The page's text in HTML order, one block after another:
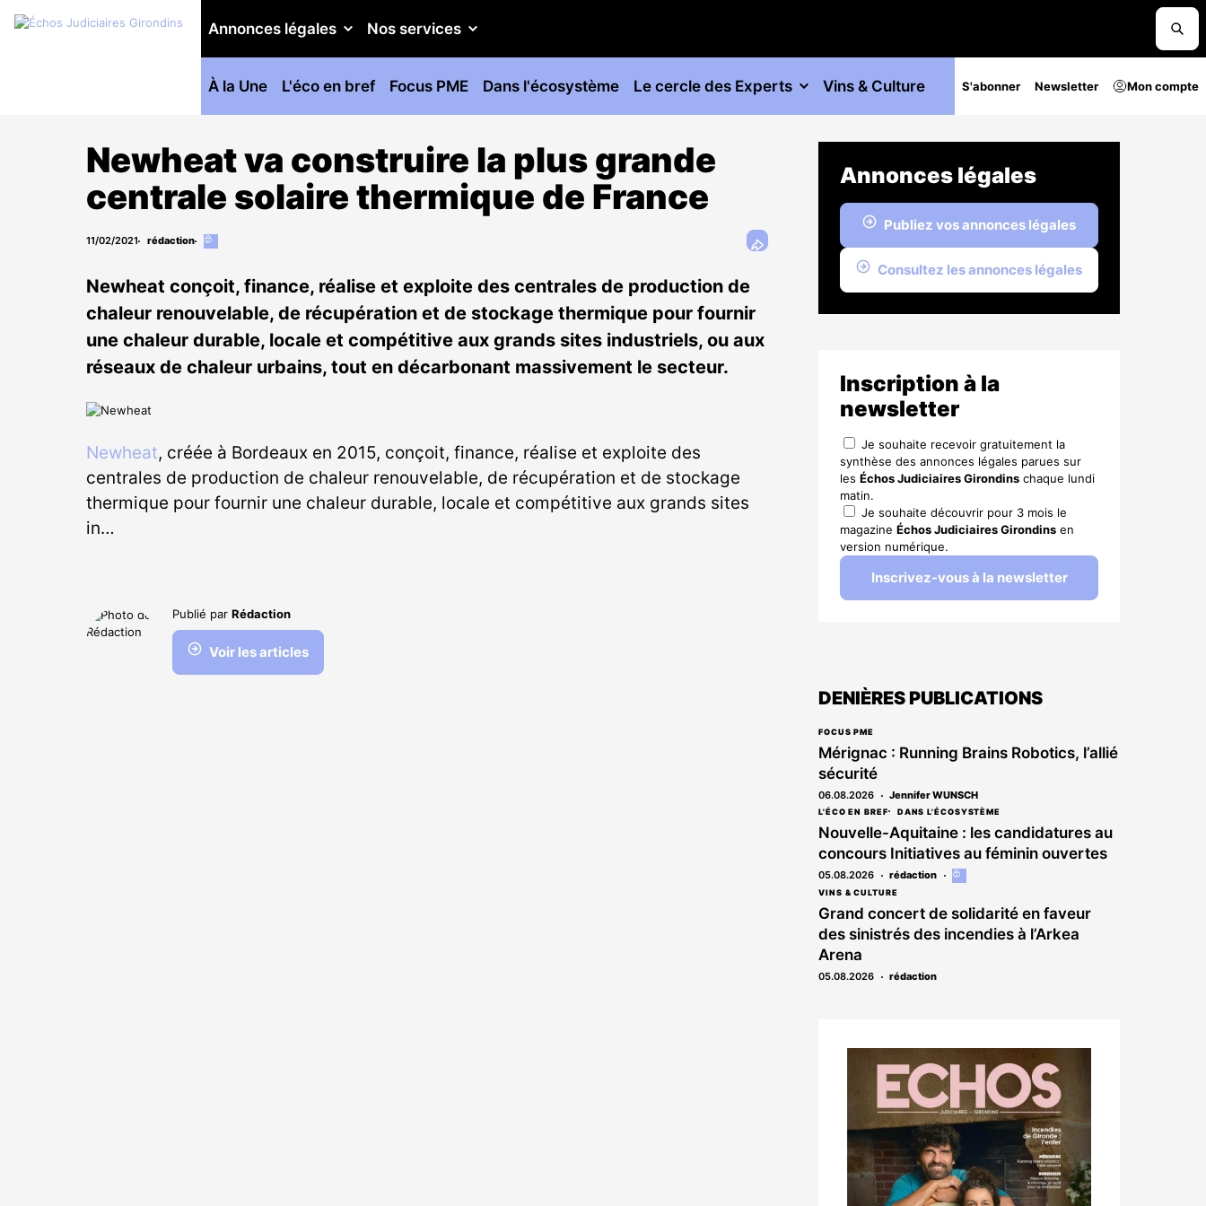
Annonces légales Nos services
À la Une L'éco en bref Focus PME Dans l'écosystème Le cercle des Experts Vins & Culture S'abonner Newsletter Mon compte
Newheat va construire la plus grande
centrale solaire thermique de France
11/02/2021 rédaction
Cet
réservé
aux
abonnés
Newheat conçoit, finance, réalise et exploite des centrales de production de
chaleur renouvelable, de récupération et de stockage thermique pour fournir
une chaleur durable, locale et compétitive aux grands sites industriels, ou aux
réseaux de chaleur urbains, tout en décarbonant massivement le secteur.
Newheat, créée à Bordeaux en 2015, conçoit, finance, réalise et exploite des
centrales de production de chaleur renouvelable, de récupération et de stockage
thermique pour fournir une chaleur durable, locale et compétitive aux grands sites
in…
Publié par Rédaction
Voir les articles
Annonces légales
Publiez vos annonces légales
Consultez les annonces légales
Inscription à la
newsletter
Je souhaite recevoir gratuitement la
synthèse des annonces légales parues sur
les Échos Judiciaires Girondins chaque lundi
matin.
Je souhaite découvrir pour 3 mois le
magazine Échos Judiciaires Girondins en
version numérique.
Inscrivez-vous à la newsletter
DENIÈRES PUBLICATIONS
FOCUS PME
Mérignac : Running Brains Robotics, l’allié
sécurité
06.08.2026 Jennifer WUNSCH
L'ÉCO EN BREF DANS L'ÉCOSYSTÈME
Nouvelle-Aquitaine : les candidatures au
concours Initiatives au féminin ouvertes
05.08.2026 rédaction
Cet
réservé
aux
VINS & CULTURE
Grand concert de solidarité en faveur
des sinistrés des incendies à l’Arkea
Arena
05.08.2026 rédaction
Notre
dernier
magazine